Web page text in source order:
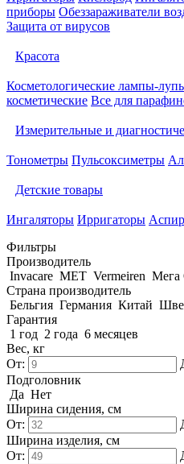
приборы Обеззараживатели
Защита от вирусов
Красота
Косметологические лампы-
косметические Все для
Измерительные и
Тонометры Пульсоксиметры
Детские товары
Ингаляторы Ирригаторы
Фильтры
Производитель
Invacare MET Vermeiren Мега
Страна производитель
Бельгия Германия Китай
Гарантия
1 год 2 года 6 месяцев
Вес, кг
От:
Подголовник
Да Нет
Ширина сидения, см
От:
Ширина изделия, см
От: